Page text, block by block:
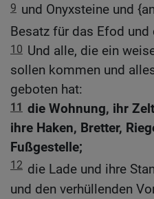
9 und Onyxsteine und
Besatz für das Efod
10 Und alle, die ein
sollen kommen und
geboten hat:
11 die Wohnung, ihr
ihre Haken, Bretter,
Fußgestelle;
12 die Lade und ihre
und den verhüllenden